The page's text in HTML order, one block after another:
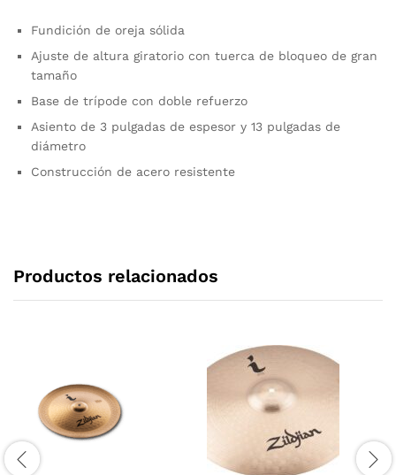
Fundición de oreja sólida
Ajuste de altura giratorio con tuerca de bloqueo de gran
tamaño
Base de trípode con doble refuerzo
Asiento de 3 pulgadas de espesor y 13 pulgadas de
diámetro
Construcción de acero resistente
Productos relacionados